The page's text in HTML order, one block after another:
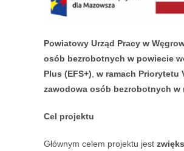
Powiatowy Urząd Pracy w
osób bezrobotnych w powiecie
Plus (EFS+) w ramach Priorytetu
zawodowa osób bezrobotnych w
Cel projektu
Głównym celem projektu jest